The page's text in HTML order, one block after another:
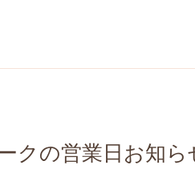
クの営業日お知ら